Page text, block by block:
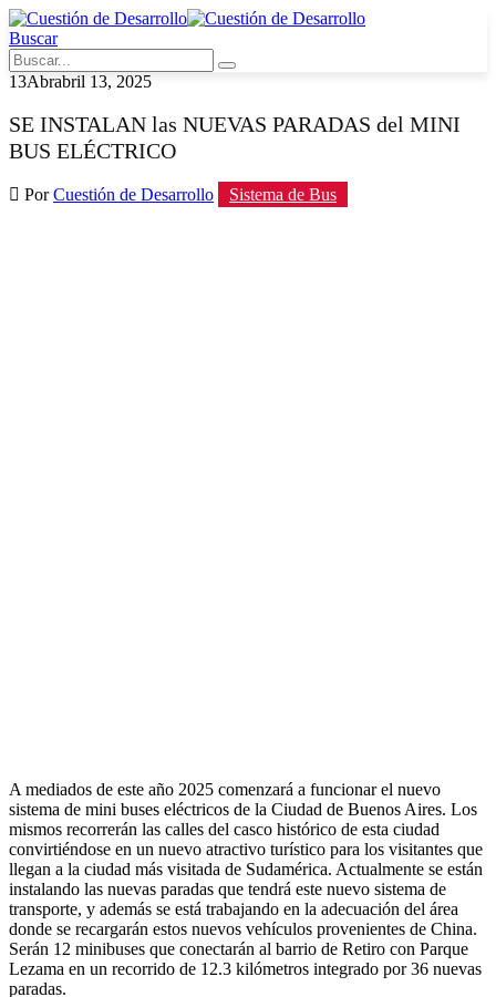
Buscar
13Abrabril 13, 2025
SE INSTALAN las NUEVAS PARADAS del MINI
BUS ELÉCTRICO
Por Cuestión de Desarrollo Sistema de Bus
A mediados de este año 2025 comenzará a funcionar el nuevo
sistema de mini buses eléctricos de la Ciudad de Buenos Aires. Los
mismos recorrerán las calles del casco histórico de esta ciudad
convirtiéndose en un nuevo atractivo turístico para los visitantes que
llegan a la ciudad más visitada de Sudamérica. Actualmente se están
instalando las nuevas paradas que tendrá este nuevo sistema de
transporte, y además se está trabajando en la adecuación del área
donde se recargarán estos nuevos vehículos provenientes de China.
Serán 12 minibuses que conectarán al barrio de Retiro con Parque
Lezama en un recorrido de 12.3 kilómetros integrado por 36 nuevas
paradas.